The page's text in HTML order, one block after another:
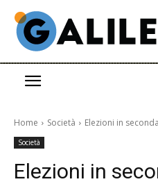
Home Società Elezioni in
Società
Elezioni in